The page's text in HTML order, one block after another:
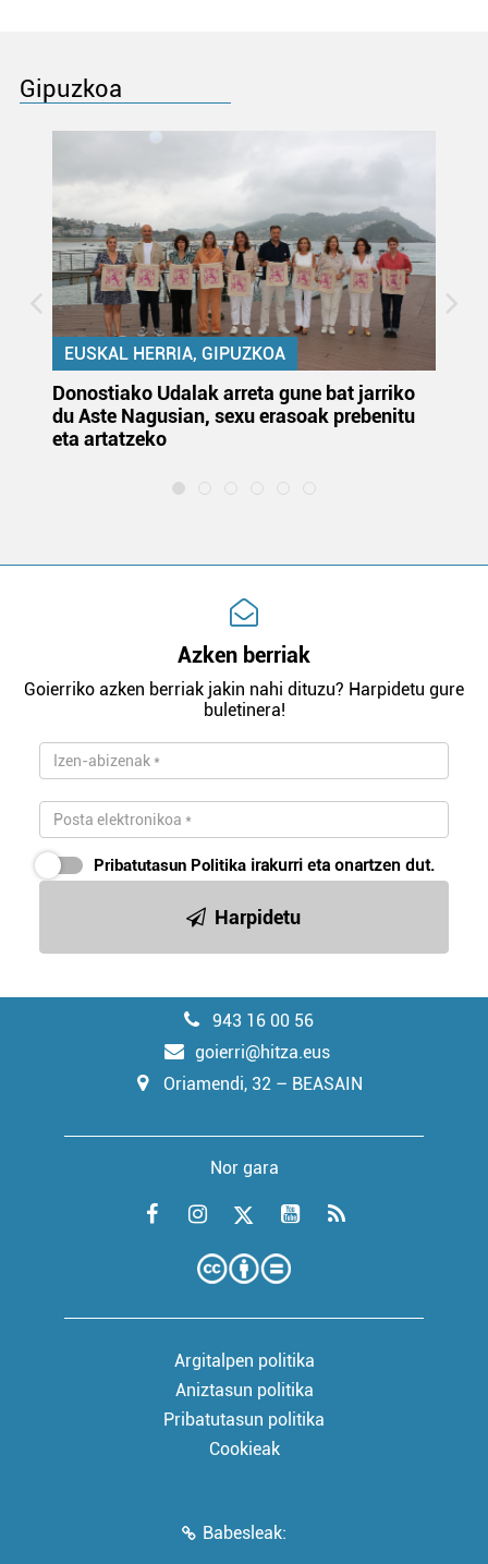
Gipuzkoa
EUSKAL HERRIA, GIPUZKOA
Donostiako Udalak arreta gune bat jarriko
du Aste Nagusian, sexu erasoak prebenitu
eta artatzeko
Azken berriak
Goierriko azken berriak jakin nahi dituzu? Harpidetu gure
buletinera!
Pribatutasun Politika irakurri eta onartzen dut.
Harpidetu
943 16 00 56
goierri@hitza.eus
Oriamendi, 32 – BEASAIN
Nor gara
Argitalpen politika
Aniztasun politika
Pribatutasun politika
Cookieak
Babesleak: